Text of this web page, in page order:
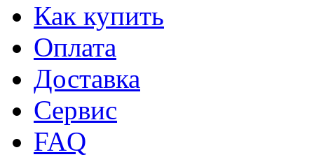
Как купить
Оплата
Доставка
Сервис
FAQ